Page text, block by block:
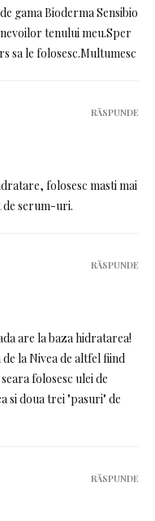
gama Bioderma Sensibio
tenului meu.Sper
sa le folosesc.Multumesc
folosesc masti mai
de serum-uri.
RĂSPUNDE
are la baza hidratarea!
la Nivea de altfel fiind
folosesc ulei de
si doua trei "pasuri" de
RĂSPUNDE
RĂSPUNDE